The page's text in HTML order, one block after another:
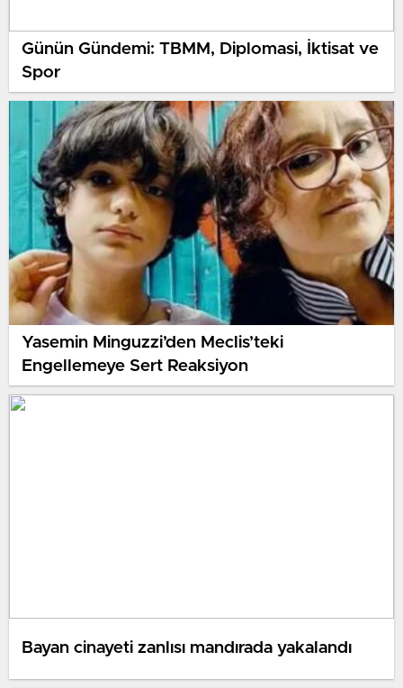
Günün Gündemi: TBMM, Diplomasi, İktisat ve
Spor
Yasemin Minguzzi’den Meclis’teki
Engellemeye Sert Reaksiyon
Bayan cinayeti zanlısı mandırada yakalandı